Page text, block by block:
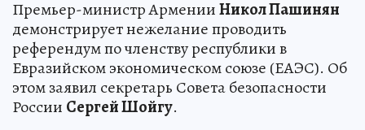
Премьер-министр АрменииНикол Пашинян
демонстрирует нежелание проводить
референдум по членству республики в
Евразийском экономическом союзе (ЕАЭС). Об
этом заявил секретарь Совета безопасности
России Сергей Шойгу.